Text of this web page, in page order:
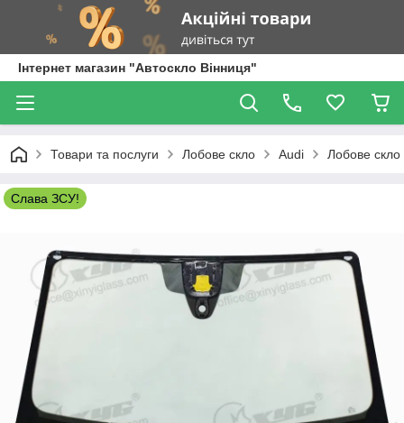
Інтернет магазин "Автоскло Вінниця"
Товари та послуги Лобове скло Audi Лобове
Слава ЗСУ!